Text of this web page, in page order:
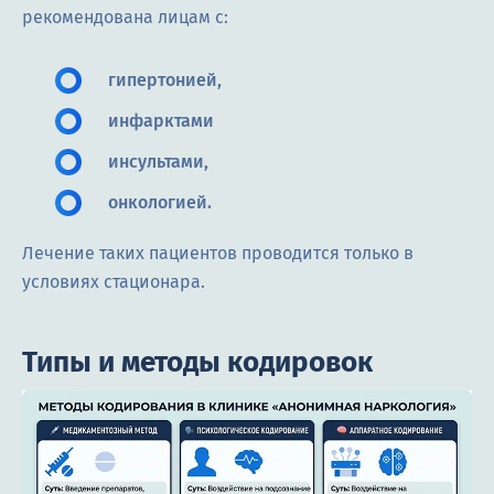
рекомендована лицам с:
гипертонией,
инфарктами
инсультами,
онкологией.
Лечение таких пациентов проводится только в
условиях стационара.
Типы и методы кодировок